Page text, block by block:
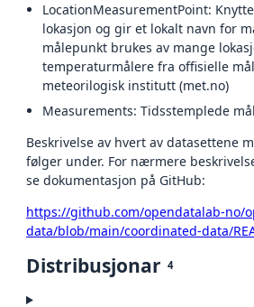
LocationMeasurementPoint:
lokasjon og gir et lokalt navn for
målepunkt brukes av mange
temperaturmålere fra offisielle
meteorilogisk institutt (met.no)
Measurements: Tidsstemplede
Beskrivelse av hvert av datasettene
følger under. For nærmere
se dokumentasjon på GitHub:
https://github.com/opendatalab-no/
data/blob/main/coordinated-data/
Distribusjonar 4